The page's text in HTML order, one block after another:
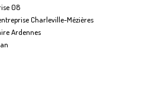
08
Charleville-Mézières
Ardennes